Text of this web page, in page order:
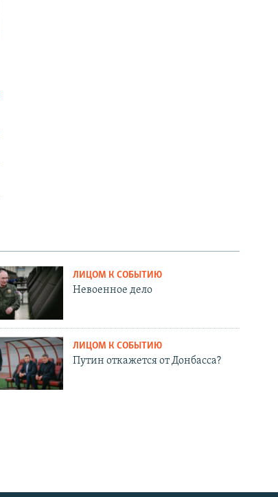
ЛИЦОМ К СОБЫТИЮ
Невоенное дело
ЛИЦОМ К СОБЫТИЮ
Путин откажется от Донбасса?